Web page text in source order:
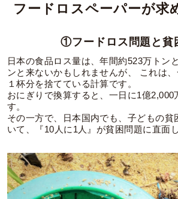
フードロスペーパーが求
①フードロス問題と貧
日本の食品ロス量は、年間約523万トン
ンと来ないかもしれませんが、 これは
１杯分を捨てている計算です。
おにぎりで換算すると、一日に1億2,000
す。
その一方で、日本国内でも、子どもの貧
いて、『10人に1人』が貧困問題に直面